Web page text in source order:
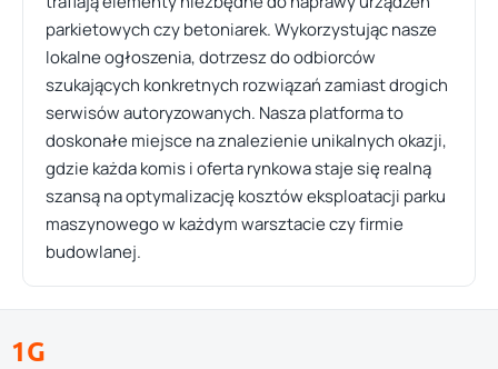
parkietowych czy betoniarek. Wykorzystując nasze
lokalne ogłoszenia, dotrzesz do odbiorców
szukających konkretnych rozwiązań zamiast drogich
serwisów autoryzowanych. Nasza platforma to
doskonałe miejsce na znalezienie unikalnych okazji,
gdzie każda komis i oferta rynkowa staje się realną
szansą na optymalizację kosztów eksploatacji parku
maszynowego w każdym warsztacie czy firmie
budowlanej.
1G